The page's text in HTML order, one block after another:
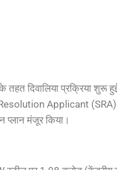
दिवालिया प्रक्रिया शुरू
Applicant (SRA)
प्लान मंजूर किया।